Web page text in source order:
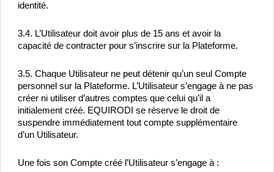
identité.
3.4. L’Utilisateur doit avoir plus de 15 ans et avoir la
capacité de contracter pour s’inscrire sur la Plateforme.
3.5. Chaque Utilisateur ne peut détenir qu’un seul Compte
personnel sur la Plateforme. L’Utilisateur s’engage à ne pas
créer ni utiliser d’autres comptes que celui qu’il a
initialement créé. EQUIRODI se réserve le droit de
suspendre immédiatement tout compte supplémentaire
d’un Utilisateur.
Une fois son Compte créé l’Utilisateur s’engage à :